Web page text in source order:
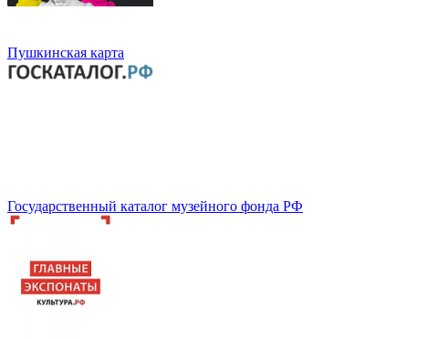
Пушкинская карта
Государственный каталог музейного фонда РФ